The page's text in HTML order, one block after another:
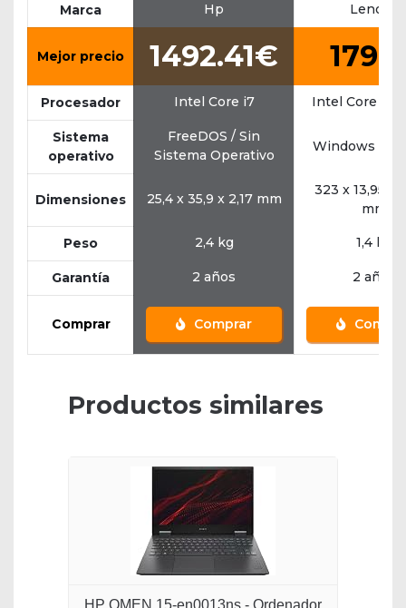
Marca Hp Lenovo
Mejor precio 1492.41€
Procesador Intel Core i7 Intel Core i7
Sistema
operativo
FreeDOS / Sin
Sistema Operativo
Windows 10
Dimensiones 25,4 x 35,9 x 2,17 mm
323 x 13,95 x
mm
Peso 2,4 kg 1,4 kg
Garantía 2 años 2 años
Comprar Comprar
Productos similares